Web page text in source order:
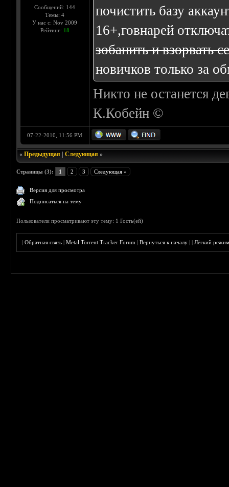
Сообщений: 144
Темы: 4
У нас с: Nov 2009
Рейтинг: 18
почистить базу
16+,говнарей
зобанить и взорвать
новичков только за
Никто не останется
К.Кобейн ©
07-22-2010, 11:56 PM
«Предыдущая |Следующая »
Страницы (3): 1 2 3 Следующая »
Версия для просмотра
Подписаться на тему
Пользователи просматривают эту тему: 1 Гость(ей)
|Обратная связь |Metal Torrent Tracker Forum |Вернуться к началу ||Лёгкий